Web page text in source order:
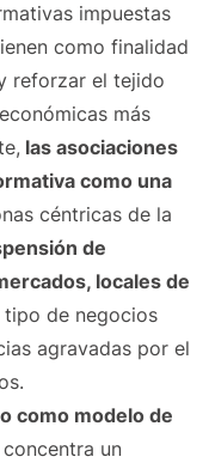
impuestas
como finalidad
reforzar el teji­do
más
las asociaciones
como una
céntricas de la
de
locales de
tipo de negocios
agravadas por el
como modelo de
un